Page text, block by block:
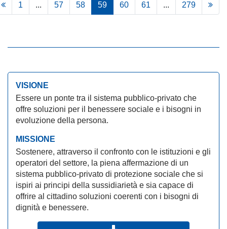
1 ... 57 58 59 60 61 ... 279
VISIONE
Essere un ponte tra il sistema pubblico-privato che
offre soluzioni per il benessere sociale e i bisogni in
evoluzione della persona.
MISSIONE
Sostenere, attraverso il confronto con le istituzioni e gli
operatori del settore, la piena affermazione di un
sistema pubblico-privato di protezione sociale che si
ispiri ai principi della sussidiarietà e sia capace di
offrire al cittadino soluzioni coerenti con i bisogni di
dignità e benessere.